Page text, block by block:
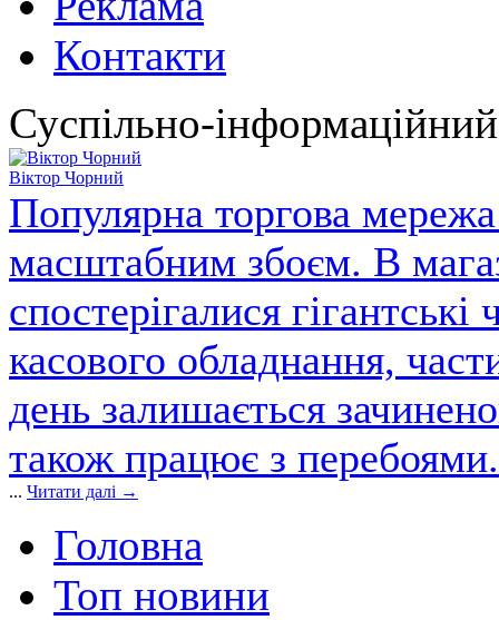
Контакти
Суспільно-
Віктор Чорний
Популярна торгова
масштабним збоєм. В
спостерігалися
касового обладнання,
день залишається
також працює з
... Читати далі →
Головна
Топ новини